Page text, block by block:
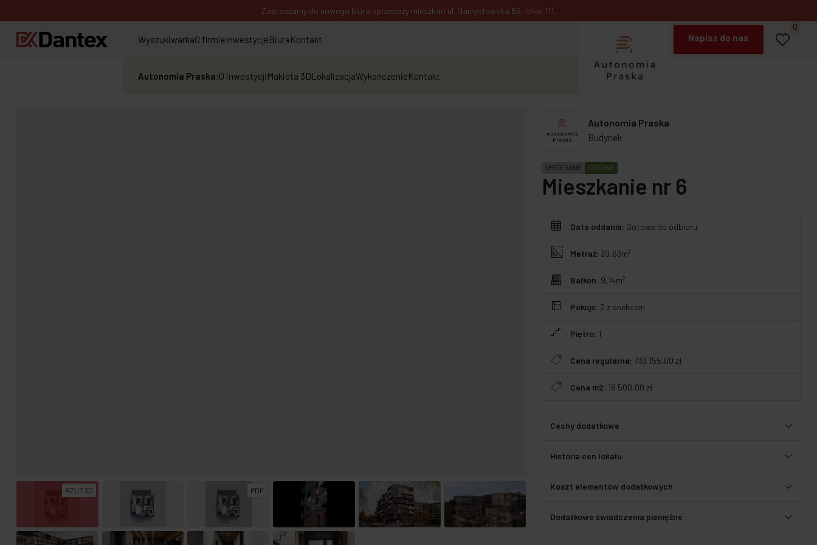
Zapraszamy do nowego biura sprzedaży mieszkań ul. Namysłowska 6B, lokal 111.
WyszukiwarkaO firmieInwestycjeBiuraKontakt
Napisz do nas
Zadzwoń
0
Autonomia Praska:O inwestycjiMakieta 3DLokalizacjaWykończenieKontakt
RZUT 3D PDF
Autonomia Praska
Budynek
SPRZEDANE GOTOWE
Mieszkanie nr 6
Data oddania: Gotowe do odbioru
Metraż: 39,63m2
Balkon: 9,14m2
Pokoje: 2 z aneksem
Piętro: 1
Cena regularna: 733 155,00 zł
Cena m2: 18 500,00 zł
Cechy dodatkowe
Historia cen lokalu
Koszt elementów dodatkowych
Dodatkowe świadczenia pieniężne